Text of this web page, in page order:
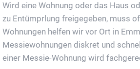
Wird eine Wohnung oder das Haus
zu Entümprlung freigegeben, muss
Wohnungen helfen wir vor Ort in
Messiewohnungen diskret und
einer Messie-Wohnung wird